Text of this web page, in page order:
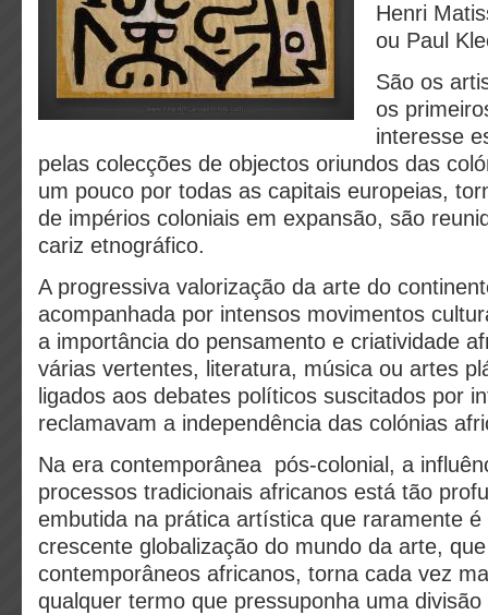
Henri
ou Paul
São os
os
interesse
pelas colecções de objectos oriundos das
um pouco por todas as capitais europeias,
de impérios coloniais em expansão, são
cariz etnográfico.
A progressiva valorização da arte do
acompanhada por intensos movimentos
a importância do pensamento e criatividade
várias vertentes, literatura, música ou artes
ligados aos debates políticos suscitados por
reclamavam a independência das colónias
Na era contemporânea pós-colonial, a
processos tradicionais africanos está tão
embutida na prática artística que raramente é
crescente globalização do mundo da arte,
contemporâneos africanos, torna cada vez
qualquer termo que pressuponha uma